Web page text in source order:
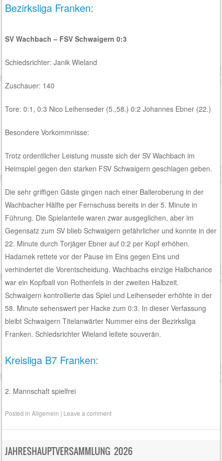
Bezirksliga Franken:
SV Wachbach – FSV Schwaigern 0:3
Schiedsrichter: Janik Wieland
Zuschauer: 140
Tore: 0:1, 0:3 Nico Leihenseder (5.,58.) 0:2 Johannes Ebner (22.)
Besondere Vorkommnisse:
Trotz ordentlicher Leistung musste sich der SV Wachbach im
Heimspiel gegen den starken FSV Schwaigern geschlagen geben.
Die sehr griffigen Gäste gingen nach einer Balleroberung in der
Wachbacher Hälfte per Fernschuss bereits in der 5. Minute in
Führung. Die Spielanteile waren zwar ausgeglichen, aber im
Gegensatz zum SV blieb Schwaigern gefährlicher und konnte in der
22. Minute durch Torjäger Ebner auf 0:2 per Kopf erhöhen.
Hadamek rettete vor der Pause im Eins gegen Eins und
verhindertet die Vorentscheidung. Wachbachs einzige Halbchance
war ein Kopfball von Rothenfels in der zweiten Halbzeit.
Schwaigern kontrollierte das Spiel und Leihenseder erhöhte in der
58. Minute sehenswert per Hacke zum 0:3. In dieser Verfassung
bleibt Schwaigern Titelanwärter Nummer eins der Bezirksliga
Franken. Schiedsrichter Wieland leitete souverän.
Kreisliga B7 Franken:
2. Mannschaft spielfrei
Posted inAllgemein | Leave a comment
JAHRESHAUPTVERSAMMLUNG 2026